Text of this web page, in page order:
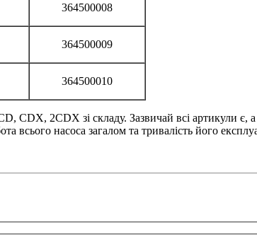
364500008
364500009
364500010
2CDX зі складу. Зазвичай всі артикули є,
всього насоса загалом та тривалість його